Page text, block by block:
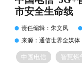
市安全生命线
责任编辑：朱文凤
来源：通信世界全媒体
中国电信 智慧燃